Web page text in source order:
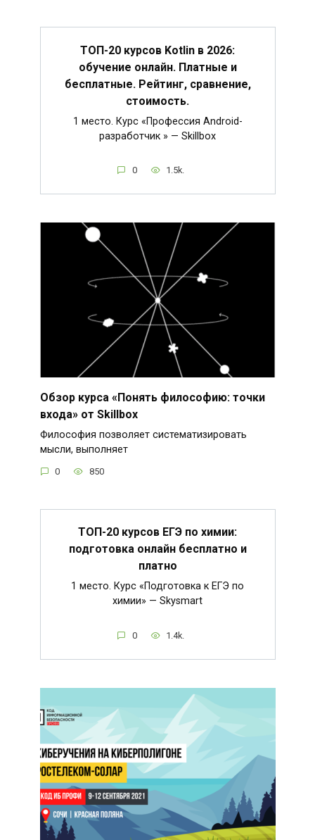
ТОП-20 курсов Kotlin в 2026:
обучение онлайн. Платные и
бесплатные. Рейтинг, сравнение,
стоимость.
1 место. Курс «Профессия Android-
разработчик » — Skillbox
0 1.5k.
Обзор курса «Понять философию: точки
входа» от Skillbox
Философия позволяет систематизировать
мысли, выполняет
0 850
ТОП-20 курсов ЕГЭ по химии:
подготовка онлайн бесплатно и
платно
1 место. Курс «Подготовка к ЕГЭ по
химии» — Skysmart
0 1.4k.